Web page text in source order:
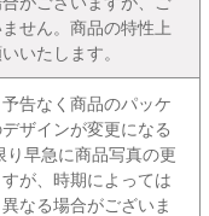
せん。商品の特性上
いたします。
告なく商品のパッケ
ザインが変更になる
早急に商品写真の更
が、時期によっては
なる場合がございま